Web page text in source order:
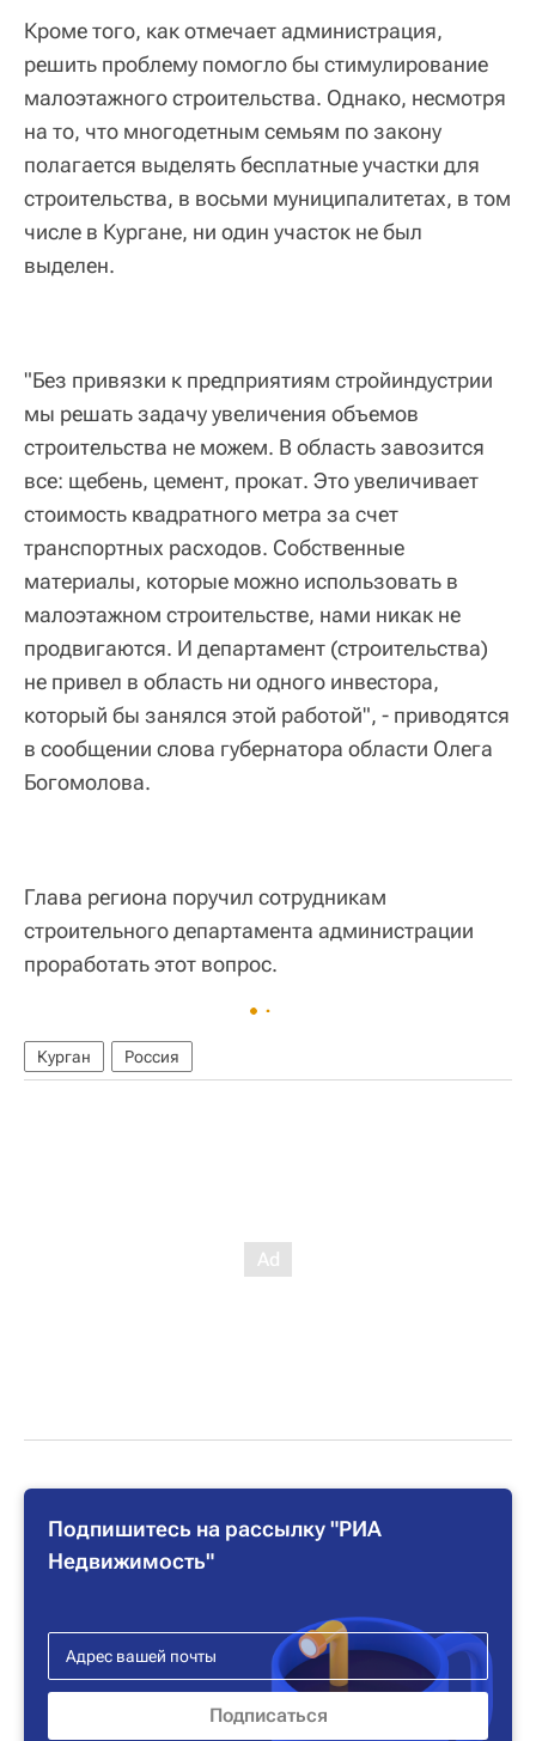
Кроме того, как отмечает администрация,
решить проблему помогло бы стимулирование
малоэтажного строительства. Однако, несмотря
на то, что многодетным семьям по закону
полагается выделять бесплатные участки для
строительства, в восьми муниципалитетах, в том
числе в Кургане, ни один участок не был
выделен.
"Без привязки к предприятиям стройиндустрии
мы решать задачу увеличения объемов
строительства не можем. В область завозится
все: щебень, цемент, прокат. Это увеличивает
стоимость квадратного метра за счет
транспортных расходов. Собственные
материалы, которые можно использовать в
малоэтажном строительстве, нами никак не
продвигаются. И департамент (строительства)
не привел в область ни одного инвестора,
который бы занялся этой работой", - приводятся
в сообщении слова губернатора области Олега
Богомолова.
Глава региона поручил сотрудникам
строительного департамента администрации
проработать этот вопрос.
Курган Россия
Подпишитесь на рассылку "РИА
Недвижимость"